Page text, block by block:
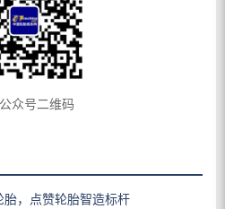
众号二维码
，点赞轮胎智造标杆